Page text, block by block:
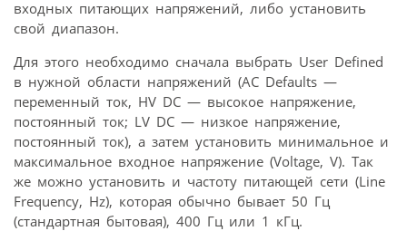
входных питающих напряжений, либо установить
свой диапазон.
Для этого необходимо сначала выбрать User Defined
в нужной области напряжений (AC Defaults —
переменный ток, HV DC — высокое напряжение,
постоянный ток; LV DC — низкое напряжение,
постоянный ток), а затем установить минимальное и
максимальное входное напряжение (Voltage, V). Так
же можно установить и частоту питающей сети (Line
Frequency, Hz), которая обычно бывает 50 Гц
(стандартная бытовая), 400 Гц или 1 кГц.